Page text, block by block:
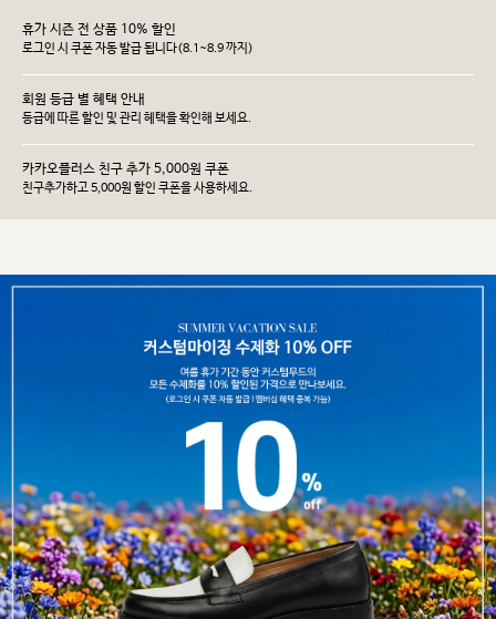
휴가 시즌 전 상품 10% 할인
로그인 시 쿠폰 자동 발급 됩니다(8.1~8.9 까지)
회원 등급 별 혜택 안내
등급에 따른 할인 및 관리 헤택을 확인해 보세요.
카카오플러스 친구 추가 5,000원 쿠폰
친구추가하고 5,000원 할인 쿠폰을 사용하세요.